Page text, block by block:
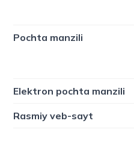
Pochta manzili
Elektron pochta manzili
Rasmiy veb-sayt